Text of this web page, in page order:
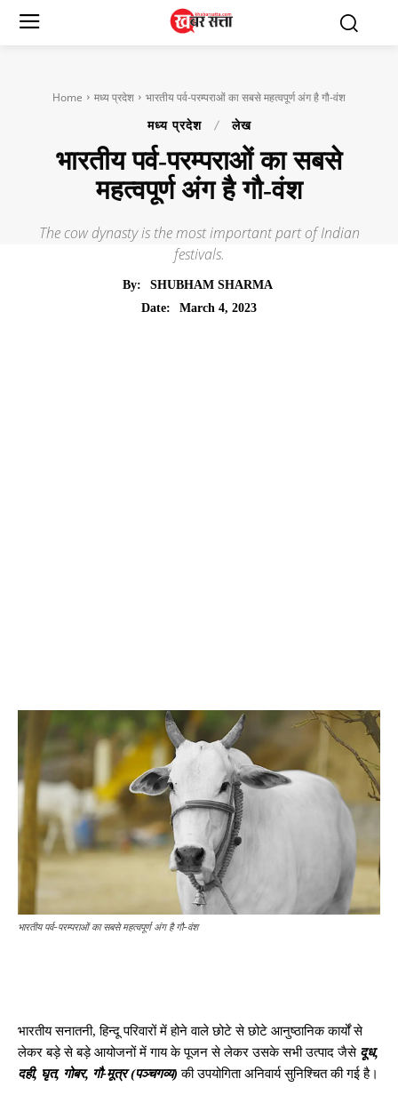
Home मध्य प्रदेश भारतीय पर्व-परम्पराओं का सबसे महत्वपूर्ण अंग है गौ-वंश
मध्य प्रदेश लेख
भारतीय पर्व-परम्पराओं का सबसे
महत्वपूर्ण अंग है गौ-वंश
The cow dynasty is the most important part of Indian
festivals.
By:
SHUBHAM SHARMA
Date:
March 4, 2023
भारतीय पर्व-परम्पराओं का सबसे महत्वपूर्ण अंग है गौ-वंश
भारतीय सनातनी, हिन्दू परिवारों में होने वाले छोटे से छोटे आनुष्ठानिक कार्यों से
लेकर बड़े से बड़े आयोजनों में गाय के पूजन से लेकर उसके सभी उत्पाद जैसे दूध,
दही, घृत, गोबर, गौ-मूत्र (पञ्चगव्य) की उपयोगिता अनिवार्य सुनिश्चित की गई है।